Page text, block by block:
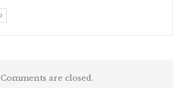
Comments are closed.